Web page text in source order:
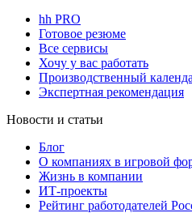
hh PRO
Готовое резюме
Все сервисы
Хочу у вас работать
Производственный
Экспертная рекомендация
Новости и статьи
Блог
О компаниях в игровой
Жизнь в компании
ИТ-проекты
Рейтинг работодателей